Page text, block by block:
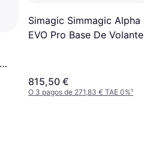
Simagic Simmagic Alpha
EVO Pro Base De Volante
815,50 €
O 3 pagos de 271,83 € TAE 0%¹